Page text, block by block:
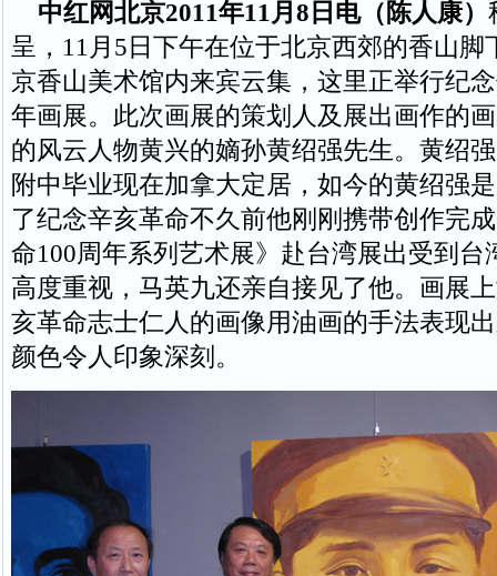
中红网北京2011年11月8日电（陈人康）
呈，11月5日下午在位于北京西郊的香山脚
京香山美术馆内来宾云集，这里正举行纪
年画展。此次画展的策划人及展出画作的
的风云人物黄兴的嫡孙黄绍强先生。黄绍
附中毕业现在加拿大定居，如今的黄绍强
了纪念辛亥革命不久前他刚刚携带创作完
命100周年系列艺术展》赴台湾展出受到台
高度重视，马英九还亲自接见了他。画展
亥革命志士仁人的画像用油画的手法表现
颜色令人印象深刻。